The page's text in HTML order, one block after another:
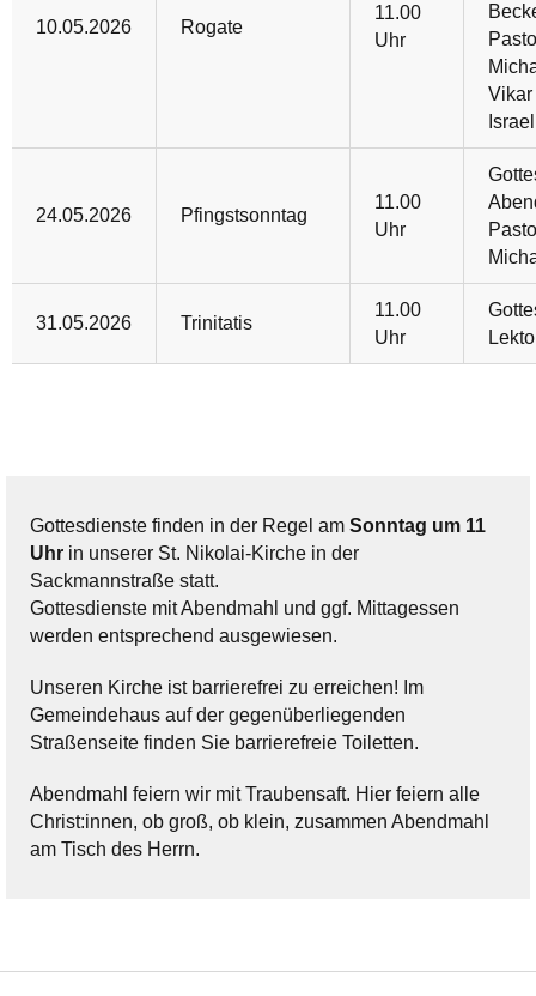
10.05.2026 Rogate
11.00
Uhr
Vikar
Israel
24.05.2026 Pfingstsonntag
11.00
Uhr
31.05.2026 Trinitatis
11.00
Uhr
Gottesdienste finden in der Regel am Sonntag um 11
Uhr in unserer St. Nikolai-Kirche in der
Sackmannstraße statt.
Gottesdienste mit Abendmahl und ggf. Mittagessen
werden entsprechend ausgewiesen.
Unseren Kirche ist barrierefrei zu erreichen! Im
Gemeindehaus auf der gegenüberliegenden
Straßenseite finden Sie barrierefreie Toiletten.
Abendmahl feiern wir mit Traubensaft. Hier feiern alle
Christ:innen, ob groß, ob klein, zusammen Abendmahl
am Tisch des Herrn.